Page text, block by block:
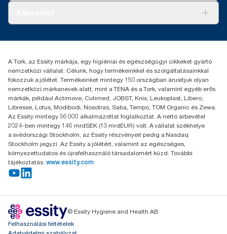
+36 1 392 2176
H-1021 Budapest
Budakeszi út 51.
A Tork, az Essity márkája, egy higiéniai és egészségügyi cikkeket gyártó
nemzetközi vállalat. Célunk, hogy termékeinkkel és szolgáltatásainkkal
fokozzuk a jólétet. Termékeinket mintegy 150 országban árusítjuk olyan
nemzetközi márkanevek alatt, mint a TENA és a Tork, valamint egyéb erős
márkák, például Actimove, Cutimed, JOBST, Knix, Leukoplast, Libero,
Libresse, Lotus, Modibodi, Nosotras, Saba, Tempo, TOM Organic és Zewa.
Az Essity mintegy 36 000 alkalmazottat foglalkoztat. A nettó árbevétel
2024-ben mintegy 146 mrdSEK (13 mrdEUR) volt. A vállalat székhelye
a svédországi Stockholm, az Essity részvényeit pedig a Nasdaq
Stockholm jegyzi. Az Essity a jólétért, valamint az egészséges,
környezettudatos és újrafelhasználó társadalomért küzd. További
tájékoztatás: www.essity.com
© Essity Hygiene and Health AB
Felhasználási feltételek